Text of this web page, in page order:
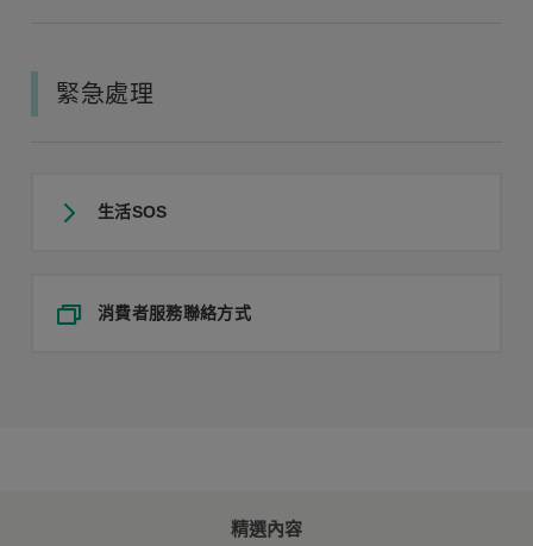
緊急處理
生活SOS
消費者服務聯絡方式
精選內容